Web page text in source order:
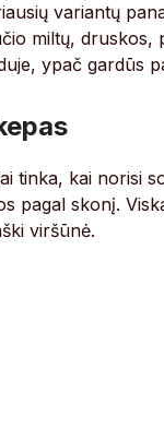
variantų
miltų,
ypač gardūs
tinka, kai norisi
pagal skonį.
viršūnė.